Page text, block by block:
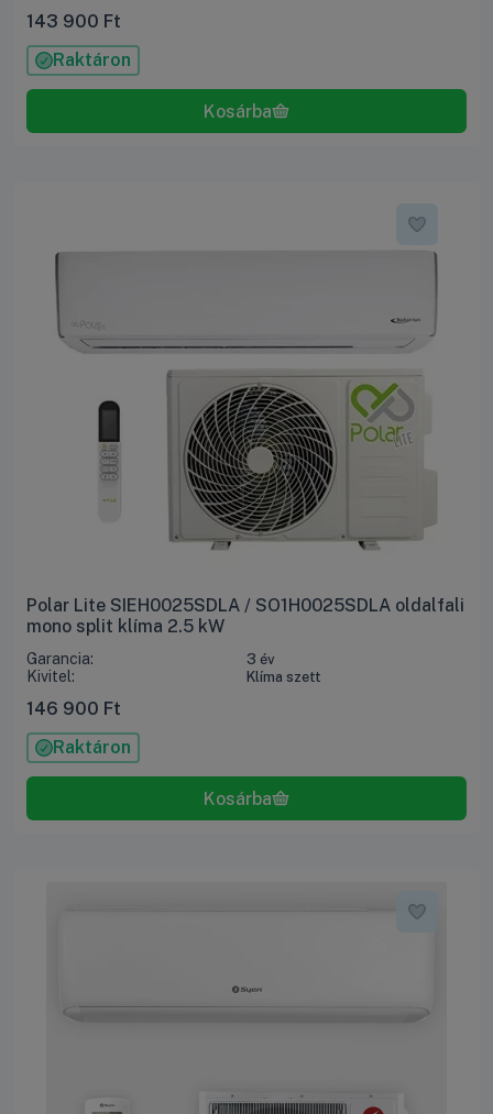
143 900 Ft
Raktáron
Polar Lite SIEH0025SDLA / SO1H0025SDLA oldalfali
mono split klíma 2.5 kW
Garancia: 3 év
Kivitel: Klíma szett
146 900 Ft
Raktáron